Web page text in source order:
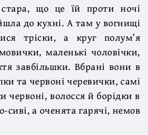
стара, що це їй проти ночі
до кухні. А там у вогнищі
тріски, а круг полум’я
маленькі чоловічки,
завбільшки. Вбрані вони в
та червоні черевички, самі
червоні, волосся й борідки в
сиві, а оченята гарячі, немов